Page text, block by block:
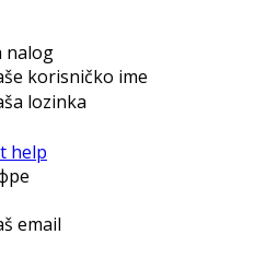
nalog
korisničko ime
lozinka
help
email